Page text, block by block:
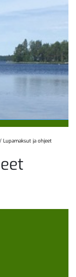
/ Lupamaksut ja ohjeet